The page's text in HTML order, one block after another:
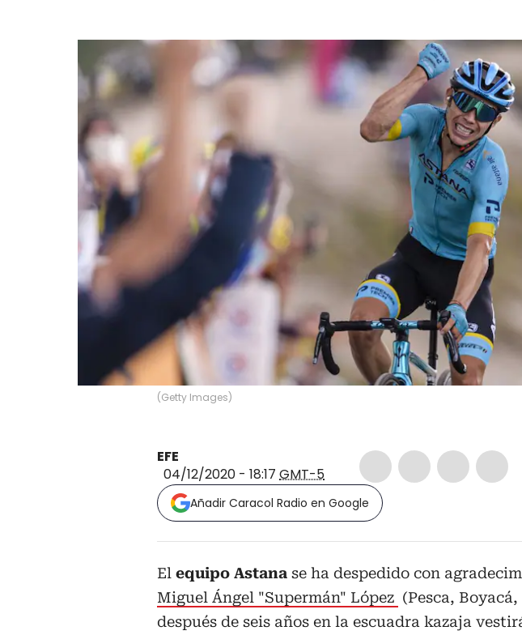
(Getty Images)
EFE
04/12/2020 - 18:17 GMT-5
Añadir Caracol Radio en Google
El equipo Astana se ha despedido con
Miguel Ángel "Supermán" López (Pesca,
después de seis años en la escuadra kazaja